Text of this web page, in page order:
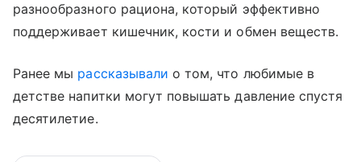
разнообразного рациона, который эффективно
поддерживает кишечник, кости и обмен веществ.
Ранее мы рассказывали о том, что любимые в
детстве напитки могут повышать давление спустя
десятилетие.